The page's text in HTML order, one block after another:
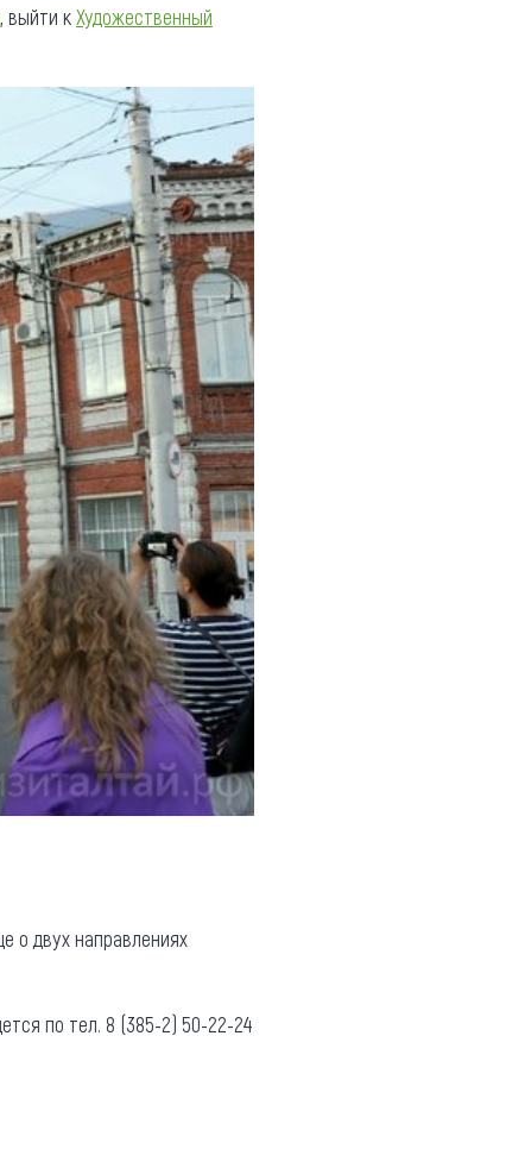
, выйти кХудожественный
о двух направлениях
по тел. 8 (385-2) 50-22-24